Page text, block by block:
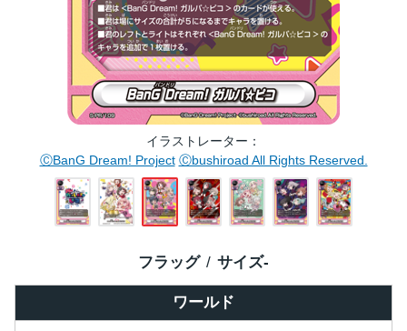
イラストレーター
ⒸBanG Dream! Project Ⓒbushiroad All Rights Reserved.
ワールド
フラッグ サイズ-